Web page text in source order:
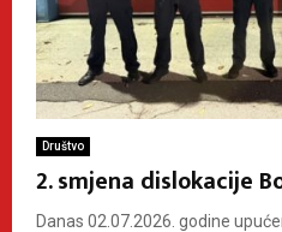
Društvo
2. smjena dislokacije
Danas 02.07.2026. godine